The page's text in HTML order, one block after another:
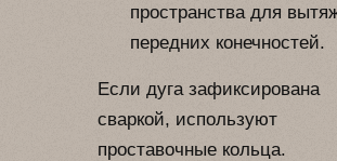
пространства для
передних конечностей.
Если дуга зафиксирована
сваркой, используют
проставочные кольца.